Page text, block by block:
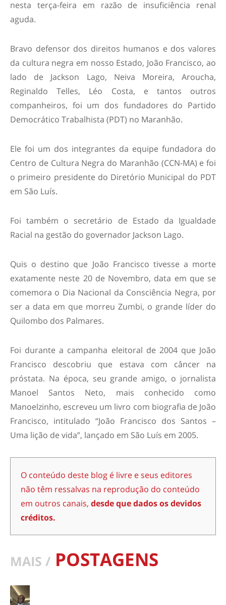
nesta terça-feira em razão de insuficiência renal
aguda.
Bravo defensor dos direitos humanos e dos valores
da cultura negra em nosso Estado, João Francisco, ao
lado de Jackson Lago, Neiva Moreira, Aroucha,
Reginaldo Telles, Léo Costa, e tantos outros
companheiros, foi um dos fundadores do Partido
Democrático Trabalhista (PDT) no Maranhão.
Ele foi um dos integrantes da equipe fundadora do
Centro de Cultura Negra do Maranhão (CCN-MA) e foi
o primeiro presidente do Diretório Municipal do PDT
em São Luís.
Foi também o secretário de Estado da Igualdade
Racial na gestão do governador Jackson Lago.
Quis o destino que João Francisco tivesse a morte
exatamente neste 20 de Novembro, data em que se
comemora o Dia Nacional da Consciência Negra, por
ser a data em que morreu Zumbi, o grande líder do
Quilombo dos Palmares.
Foi durante a campanha eleitoral de 2004 que João
Francisco descobriu que estava com câncer na
próstata. Na época, seu grande amigo, o jornalista
Manoel Santos Neto, mais conhecido como
Manoelzinho, escreveu um livro com biografia de João
Francisco, intitulado “João Francisco dos Santos –
Uma lição de vida”, lançado em São Luís em 2005.
O conteúdo deste blog é livre e seus editores
não têm ressalvas na reprodução do conteúdo
em outros canais, desde que dados os devidos
créditos.
MAIS / POSTAGENS